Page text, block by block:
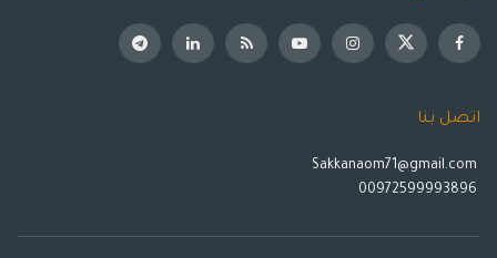
اتصل بنا
Sakkanaom71@gmail.com